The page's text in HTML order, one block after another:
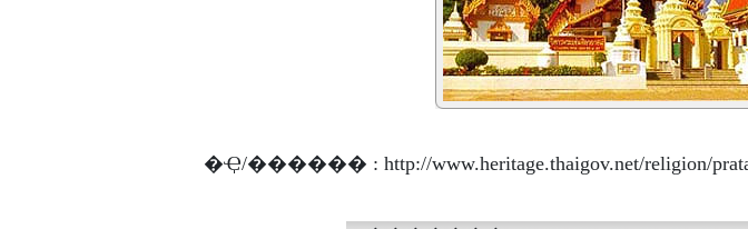
�Ҿ/������ : http://www.heritage.thaigov.net/religion/